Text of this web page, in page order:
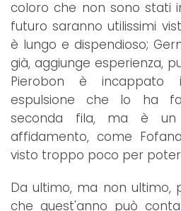
coloro che non sono stati
futuro saranno utilissimi
è lungo e dispendioso;
già, aggiunge esperienza,
Pierobon è incappato
espulsione che lo ha
seconda fila, ma è un
affidamento, come
visto troppo poco per poter
Da ultimo, ma non ultimo,
che quest'anno può